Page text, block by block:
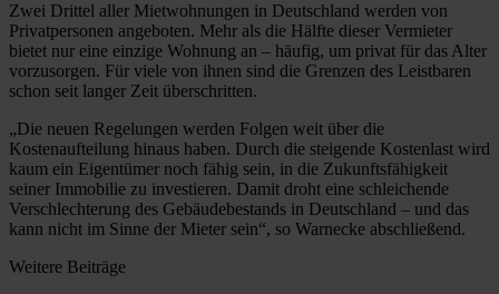
Zwei Drittel aller Mietwohnungen in Deutschland werden von
Privatpersonen angeboten. Mehr als die Hälfte dieser Vermieter
bietet nur eine einzige Wohnung an – häufig, um privat für das Alter
vorzusorgen. Für viele von ihnen sind die Grenzen des Leistbaren
schon seit langer Zeit überschritten.
„Die neuen Regelungen werden Folgen weit über die
Kostenaufteilung hinaus haben. Durch die steigende Kostenlast wird
kaum ein Eigentümer noch fähig sein, in die Zukunftsfähigkeit
seiner Immobilie zu investieren. Damit droht eine schleichende
Verschlechterung des Gebäudebestands in Deutschland – und das
kann nicht im Sinne der Mieter sein“, so Warnecke abschließend.
Weitere Beiträge